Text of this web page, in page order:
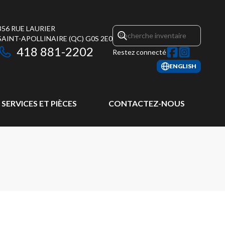
RUE LAURIER
APOLLINAIRE (QC) G0S 2E0
418 881-2202 Restez connecté
ENGLISH
SERVICES ET PIÈCES CONTACTEZ-NOUS